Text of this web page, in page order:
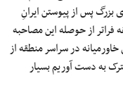
پس از پیوستن ایرانِ
از حوصله این مصاحبه
در سراسر منطقه از
به دست آوریم بسیار